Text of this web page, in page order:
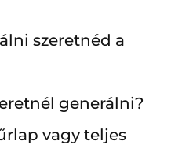
szeretnéd a
generálni?
vagy teljes